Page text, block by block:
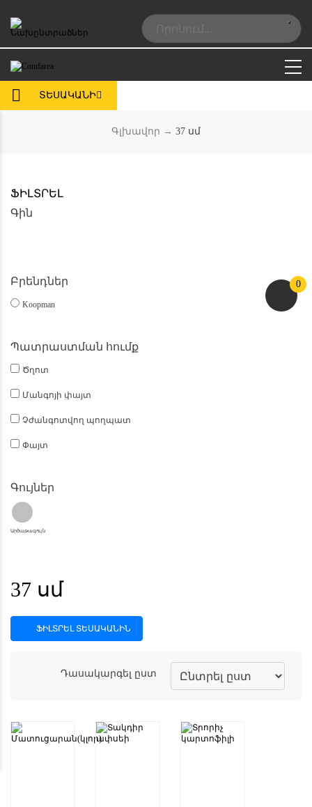
content
Search:
0
ՏԵՍԱԿԱՆԻ
Գլխավոր → 37 սմ
ՖԻԼՏՐԵԼ
Գին
Բրենդներ
Koopman
Պատրաստման հումք
Ծղոտ
Մանգոյի փայտ
Չժանգոտվող պողպատ
Փայտ
Գույներ
Արծաթագույն
37 սմ
ՖԻԼՏՐԵԼ ՏԵՍԱԿԱՆԻՆ
Դասակարգել ըստ